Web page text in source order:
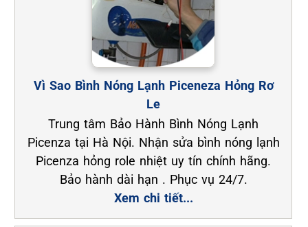
Vì Sao Bình Nóng Lạnh Piceneza Hỏng Rơ
Le
Trung tâm Bảo Hành Bình Nóng Lạnh
Picenza tại Hà Nội. Nhận sửa bình nóng lạnh
Picenza hỏng role nhiệt uy tín chính hãng.
Bảo hành dài hạn . Phục vụ 24/7.
Xem chi tiết...